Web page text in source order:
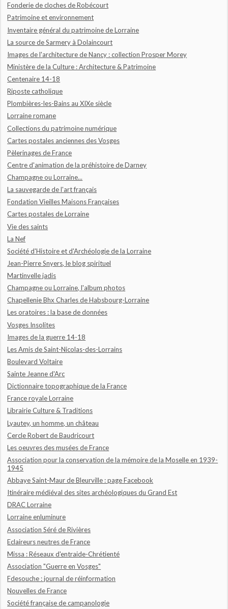
Fonderie de cloches de Robécourt
Patrimoine et environnement
Inventaire général du patrimoine de Lorraine
La source de Sarmery à Dolaincourt
Images de l'architecture de Nancy : collection Prosper Morey
Ministère de la Culture : Architecture & Patrimoine
Centenaire 14-18
Riposte catholique
Plombières-les-Bains au XIXe siècle
Lorraine romane
Collections du patrimoine numérique
Cartes postales anciennes des Vosges
Pèlerinages de France
Centre d'animation de la préhistoire de Darney
Champagne ou Lorraine...
La sauvegarde de l'art français
Fondation Vieilles Maisons Françaises
Cartes postales de Lorraine
Vie des saints
La Nef
Société d'Histoire et d'Archéologie de la Lorraine
Jean-Pierre Snyers, le blog spirituel
Martinvelle jadis
Champagne ou Lorraine, l'album photos
Chapellenie Bhx Charles de Habsbourg-Lorraine
Les oratoires : la base de données
Vosges Insolites
Images de la guerre 14-18
Les Amis de Saint-Nicolas-des-Lorrains
Boulevard Voltaire
Sainte Jeanne d'Arc
Dictionnaire topographique de la France
France royale Lorraine
Librairie Culture & Traditions
Lyautey, un homme, un château
Cercle Robert de Baudricourt
Les oeuvres des musées de France
Association pour la conservation de la mémoire de la Moselle en 1939-
1945
Abbaye Saint-Maur de Bleurville : page Facebook
Itinéraire médiéval des sites archéologiques du Grand Est
DRAC Lorraine
Lorraine enluminure
Association Séré de Rivières
Eclaireurs neutres de France
Missa : Réseaux d'entraide-Chrétienté
Association "Guerre en Vosges"
Fdesouche : journal de réinformation
Nouvelles de France
Société française de campanologie